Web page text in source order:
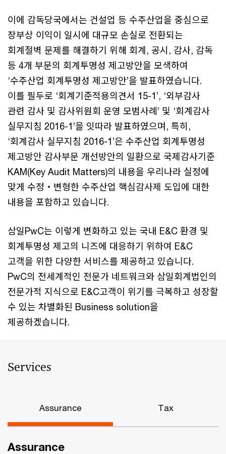
이에 감독당국에서는 건설업 등 수주산업을 중심으로
장부상 이익이 일시에 대규모 손실로 전환되는
회계절벽 문제를 해결하기 위해 회계, 공시, 감사, 감독
등 4개 부문의 회계투명성 제고방안을 모색하여
‘수주산업 회계투명성 제고방안’을 발표하였습니다.
이를 필두로 ‘회계기준적용의견서 15-1’, ‘외부감사
관련 감사 및 감사위원회 운영 모범사례’ 및 ‘회계감사
실무지침 2016-1’을 잇따라 발표하였으며, 특히,
‘회계감사 실무지침 2016-1’은 수주산업 회계투명성
제고방안 감사부문 개선방안의 일환으로 국제감사기준
KAM(Key Audit Matters)의 내용을 우리나라 실정에
맞게 수정‧변형한 수주산업 핵심감사제 도입에 대한
내용을 포함하고 있습니다.
삼일PwC는 이렇게 변화하고 있는 국내 E&C 환경 및
회계투명성 제고의 니즈에 대응하기 위하여 E&C
고객을 위한 다양한 서비스를 제공하고 있습니다.
PwC의 전세계적인 전문가 네트워크와 삼일회계법인의
전문가적 지식으로 E&C고객이 위기를 극복하고 성장할
수 있는 차별화된 Business solution을
제공하겠습니다.
Services
Assurance Tax
Assurance